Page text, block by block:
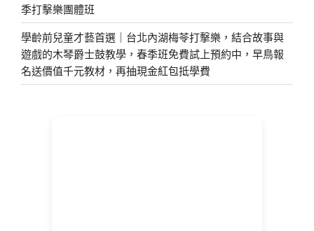
季打擊樂團體班
學齡前兒童才藝首選｜台北內湖梅苓打擊樂，結合故事與
遊戲的木琴爵士鼓教學，春季班免費試上預約中，早鳥報
名送價值千元教材，再抽現金紅包抵學費